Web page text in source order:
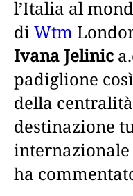
l’Italia al
diWtm
Ivana Jelinic
padiglione
della
destinazione
ha